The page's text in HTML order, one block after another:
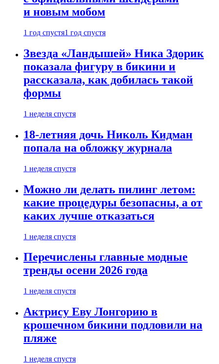
и новым мобом
1 год спустя1 год спустя
Звезда «Ландышей» Ника Здорик
показала фигуру в бикини и
рассказала, как добилась такой
формы
1 неделя спустя
18-летняя дочь Николь Кидман
попала на обложку журнала
1 неделя спустя
Можно ли делать пилинг летом:
какие процедуры безопасны, а от
каких лучше отказаться
1 неделя спустя
Перечислены главные модные
тренды осени 2026 года
1 неделя спустя
Актрису Еву Лонгорию в
крошечном бикини подловили на
пляже
1 неделя спустя